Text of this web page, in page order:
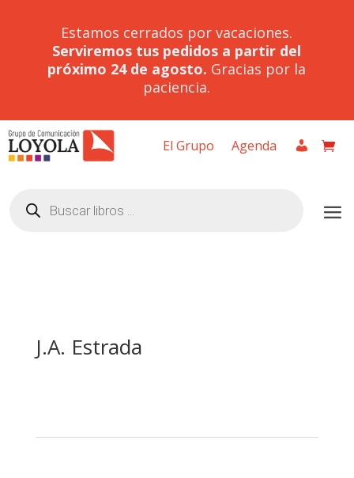
Estamos cerrados por vacaciones.
Serviremos tus pedidos a partir del
próximo 24 de agosto. Gracias por la
paciencia.
El Grupo Agenda
productos
J.A. Estrada